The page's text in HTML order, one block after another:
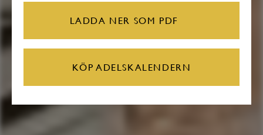
LADDA NER SOM PDF
KÖP ADELSKALENDERN